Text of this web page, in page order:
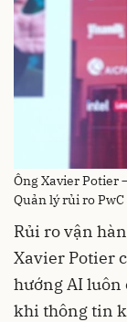
Ông Xavier Potier
Quản lý rủi ro
Rủi ro vận
Xavier Potier
hướng AI luôn
khi thông tin